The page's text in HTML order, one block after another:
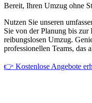
Bereit, Ihren Umzug ohne
Nutzen Sie unseren
Sie von der Planung bis
reibungslosen Umzug.
professionellen Teams, das
👉 Kostenlose Angebote